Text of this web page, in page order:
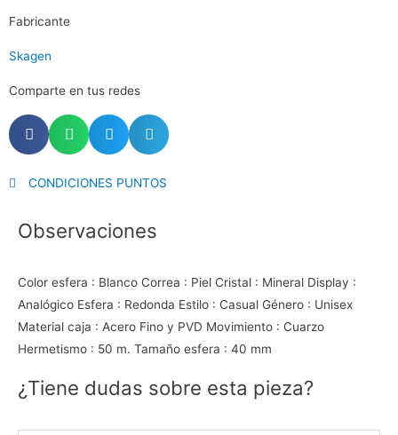
cantidad
Fabricante
Skagen
Comparte en tus redes
CONDICIONES PUNTOS
Observaciones
Color esfera : Blanco Correa : Piel Cristal : Mineral Display :
Analógico Esfera : Redonda Estilo : Casual Género : Unisex
Material caja : Acero Fino y PVD Movimiento : Cuarzo
Hermetismo : 50 m. Tamaño esfera : 40 mm
¿Tiene dudas sobre esta pieza?